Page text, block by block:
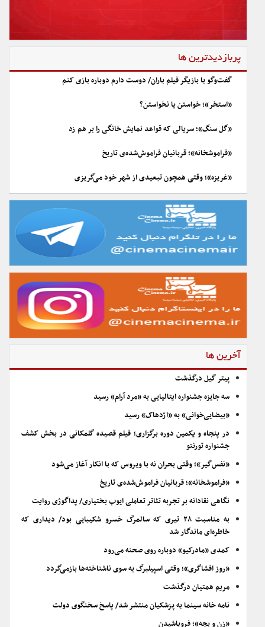
پربازدیدترین ها
گفت‌وگو با بازیگر فیلم باران/ دوست دارم دوباره بازی کنم
«استخر»؛ خواستن یا نخواستن؟
«گل سنگ»؛ سریالی که قواعد نمایش خانگی را بر هم زد
«فراموشخانه»؛ قربانیان فراموش‌شده‌ی تاریخ
«غریزه»؛ وقتی همچون تبعیدی از شهر خود می‌گریزی
آخرین ها
پیتر گیل درگذشت
سه جایزه جشنواره ایتالیایی به «مرد آرام» رسید
«بیضایی‌خوانی» به «اژدهاک» رسید
در پنجاه و یکمین دوره برگزاری؛ فیلم قصیده گلمکانی در بخش کشف
جشنواره تورنتو
«نفس‌گیر»؛ وقتی بحران نه با ویروس که با انکار آغاز می‌شود
«فراموشخانه»؛ قربانیان فراموش‌شده‌ی تاریخ
نگاهی نقادانه بر تجربه تئاتر تعاملی ایوب بختیاری/ پداگوژی روایت
به مناسبت ۲۸ تیری که سالمرگ خسرو شکیبایی بود/ دیداری که
خاطره‌ای ماندگار شد
کمدی «مادرکیو» دوباره روی صحنه می‌رود
«روز افشاگری»؛ وقتی اسپیلبرگ به سوی ناشناخته‌ها بازمی‌گردد
مریم همتیان درگذشت
نامه خانه سینما به پزشکیان منتشر شد/ پاسخ سخنگوی دولت
«زن و بچه»؛ فروپاشیدن